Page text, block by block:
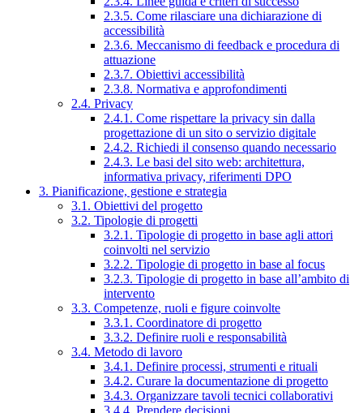
2.3.5. Come rilasciare una dichiarazione di
accessibilità
2.3.6. Meccanismo di feedback e procedura di
attuazione
2.3.7. Obiettivi accessibilità
2.3.8. Normativa e approfondimenti
2.4. Privacy
2.4.1. Come rispettare la privacy sin dalla
progettazione di un sito o servizio digitale
2.4.2. Richiedi il consenso quando necessario
2.4.3. Le basi del sito web: architettura,
informativa privacy, riferimenti DPO
3. Pianificazione, gestione e strategia
3.1. Obiettivi del progetto
3.2. Tipologie di progetti
3.2.1. Tipologie di progetto in base agli attori
coinvolti nel servizio
3.2.2. Tipologie di progetto in base al focus
3.2.3. Tipologie di progetto in base all’ambito di
intervento
3.3. Competenze, ruoli e figure coinvolte
3.3.1. Coordinatore di progetto
3.3.2. Definire ruoli e responsabilità
3.4. Metodo di lavoro
3.4.1. Definire processi, strumenti e rituali
3.4.2. Curare la documentazione di progetto
3.4.3. Organizzare tavoli tecnici collaborativi
3.4.4. Prendere decisioni